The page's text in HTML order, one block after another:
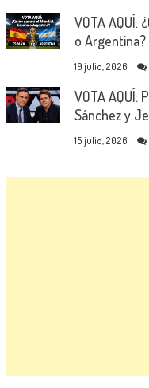
VOTA AQUÍ:
o Argentina?
19 julio, 2026
VOTA AQUÍ:
Sánchez y
15 julio, 2026